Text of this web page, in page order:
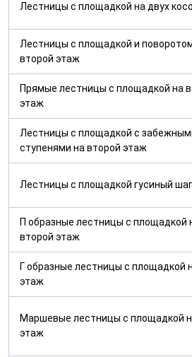
Лестницы с площадкой на двух
Лестницы с площадкой и
второй этаж
Прямые лестницы с площадкой на
этаж
Лестницы с площадкой с
ступенями на второй этаж
Лестницы с площадкой гусиный шаг
П образные лестницы с площадкой
второй этаж
Г образные лестницы с площадкой
этаж
Маршевые лестницы с площадкой
этаж